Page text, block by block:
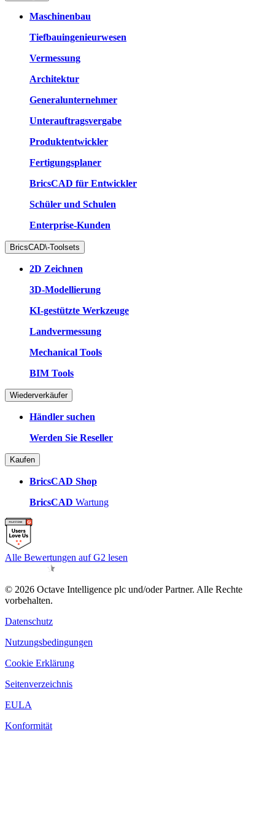
Maschinenbau
Tiefbauingenieurwesen
Vermessung
Architektur
Generalunternehmer
Unterauftragsvergabe
Produktentwickler
Fertigungsplaner
BricsCAD für Entwickler
Schüler und Schulen
Enterprise-Kunden
BricsCAD\-Toolsets
2D Zeichnen
3D-Modellierung
KI-gestützte Werkzeuge
Landvermessung
Mechanical Tools
BIM Tools
Wiederverkäufer
Händler suchen
Werden Sie Reseller
Kaufen
BricsCAD Shop
BricsCAD Wartung
Alle Bewertungen auf G2 lesen
© 2026 Octave Intelligence plc und/oder Partner. Alle Rechte
vorbehalten.
Datenschutz
Nutzungsbedingungen
Cookie Erklärung
Seitenverzeichnis
EULA
Konformität